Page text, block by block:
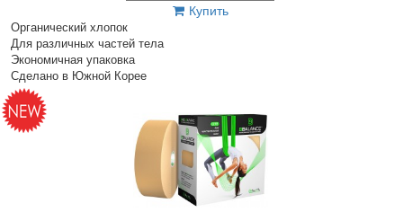
Купить
Органический хлопок
Для различных частей тела
Экономичная упаковка
Сделано в Южной Корее